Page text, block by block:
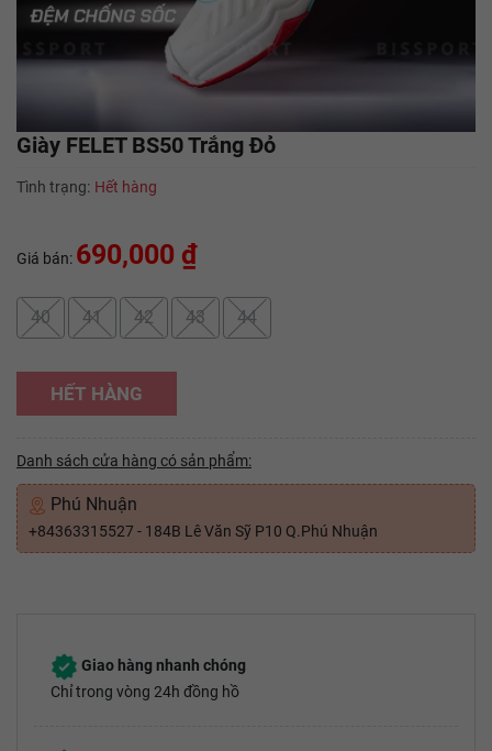
Giày FELET BS50 Trắng Đỏ
Tình trạng: Hết hàng
Giá bán: 690,000 ₫
40 41 42 43 44
HẾT HÀNG
Danh sách cửa hàng có sản phẩm:
Phú Nhuận
+84363315527 - 184B Lê Văn Sỹ P10 Q.Phú Nhuận
Giao hàng nhanh chóng
Chỉ trong vòng 24h đồng hồ